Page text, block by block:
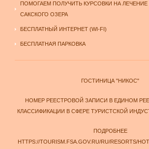
ПОМОГАЕМ ПОЛУЧИТЬ КУРСОВКИ НА ЛЕЧЕНИЕ
САКСКОГО ОЗЕРА
БЕСПЛАТНЫЙ ИНТЕРНЕТ (WI-FI)
БЕСПЛАТНАЯ ПАРКОВКА
ГОСТИНИЦА "НИКОС"
НОМЕР РЕЕСТРОВОЙ ЗАПИСИ В ЕДИНОМ
КЛАССИФИКАЦИИ В СФЕРЕ ТУРИСТСКОЙ
ПОДРОБНЕЕ
HTTPS://TOURISM.FSA.GOV.RU/RU/RESORTS/